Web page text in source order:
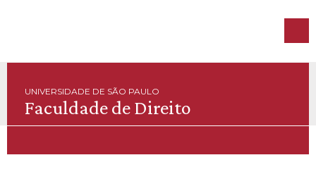
UNIVERSIDADE DE SÃO PAULO
Faculdade de Direito